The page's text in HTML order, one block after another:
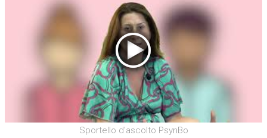
Sportello d'ascolto PsynBo